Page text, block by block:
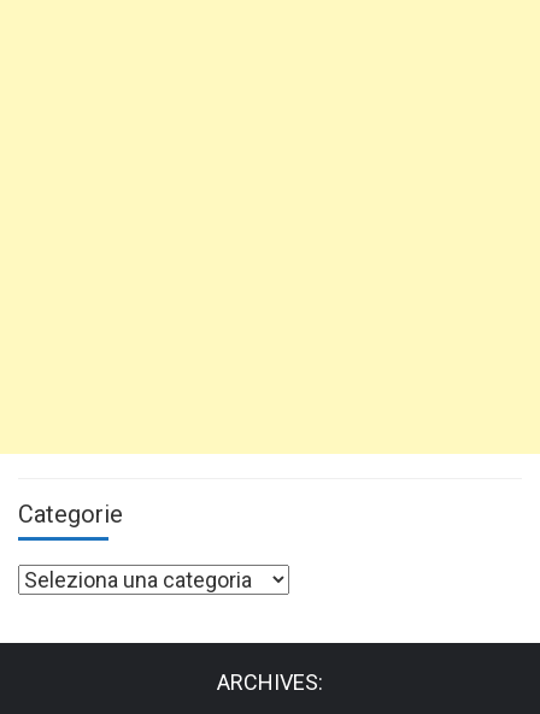
Categorie
Categorie
ARCHIVES: